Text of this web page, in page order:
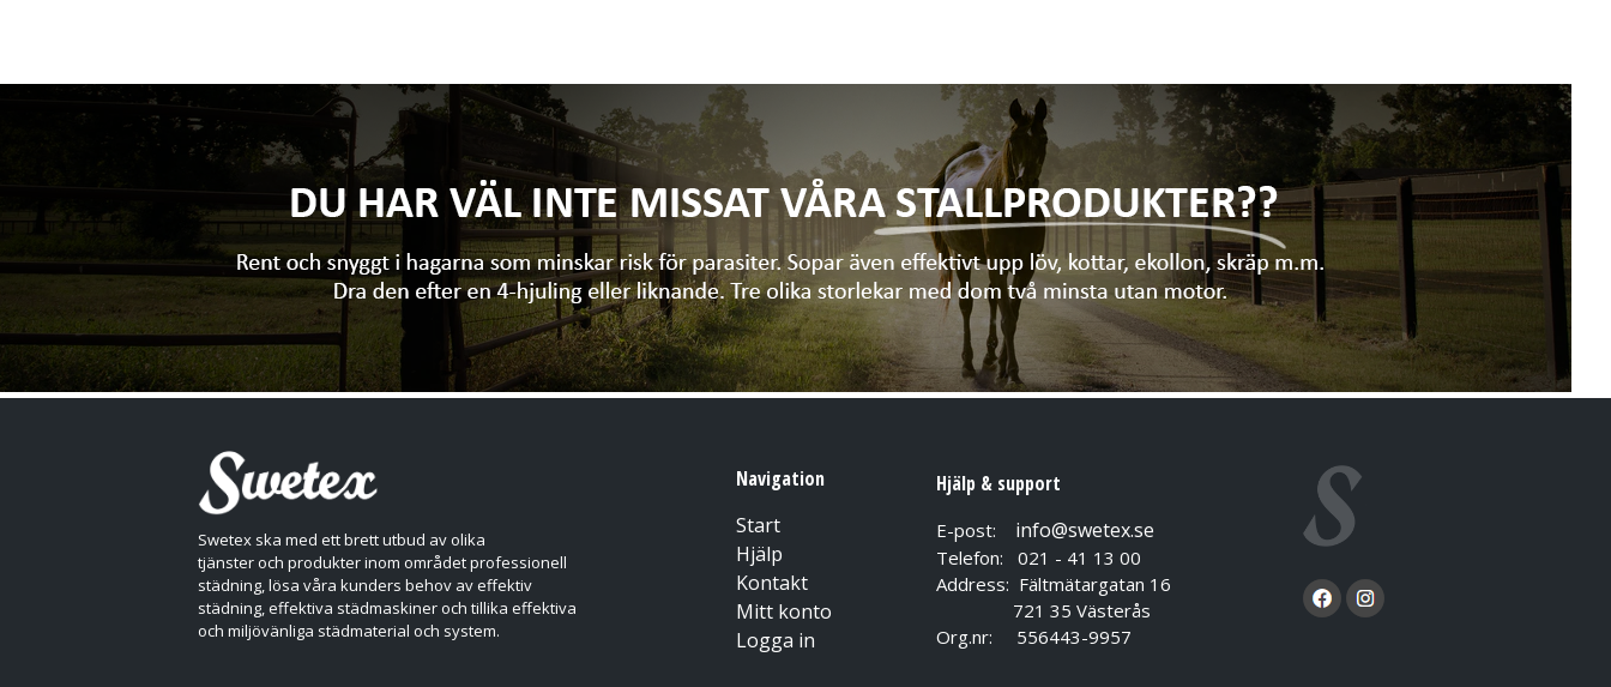
Swetex ska med ett brett utbud av olika
tjänster och produkter inom området professionell
städning, lösa våra kunders behov av effektiv
städning, effektiva städmaskiner och tillika effektiva
och miljövänliga städmaterial och system.
Navigation
Start
Hjälp
Kontakt
Mitt konto
Logga in
Hjälp & support
E-post: info@swetex.se
Telefon: 021 - 41 13 00
Address: Fältmätargatan 16
721 35 Västerås
Org.nr: 556443-9957